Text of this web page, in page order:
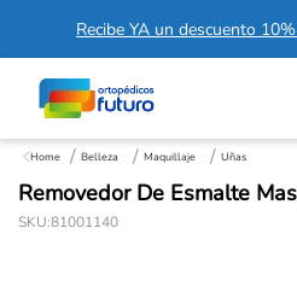
Recibe YA un descuento
Belleza Maquillaje Uñas
Removedor De Esmalte
SKU:81001140